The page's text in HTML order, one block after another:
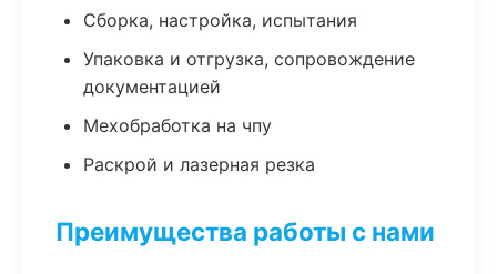
Сборка, настройка, испытания
Упаковка и отгрузка, сопровождение
документацией
Мехобработка на чпу
Раскрой и лазерная резка
Преимущества работы с нами